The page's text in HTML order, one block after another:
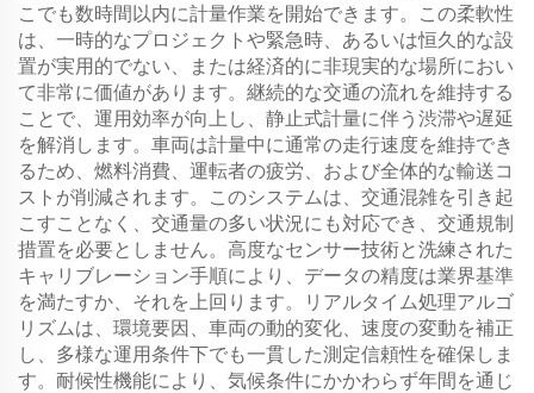
こでも数時間以内に計量作業を開始できます。この柔軟性
は、一時的なプロジェクトや緊急時、あるいは恒久的な設
置が実用的でない、または経済的に非現実的な場所におい
て非常に価値があります。継続的な交通の流れを維持する
ことで、運用効率が向上し、静止式計量に伴う渋滞や遅延
を解消します。車両は計量中に通常の走行速度を維持でき
るため、燃料消費、運転者の疲労、および全体的な輸送コ
ストが削減されます。このシステムは、交通混雑を引き起
こすことなく、交通量の多い状況にも対応でき、交通規制
措置を必要としません。高度なセンサー技術と洗練された
キャリブレーション手順により、データの精度は業界基準
を満たすか、それを上回ります。リアルタイム処理アルゴ
リズムは、環境要因、車両の動的変化、速度の変動を補正
し、多様な運用条件下でも一貫した測定信頼性を確保しま
す。耐候性機能により、気候条件にかかわらず年間を通じ